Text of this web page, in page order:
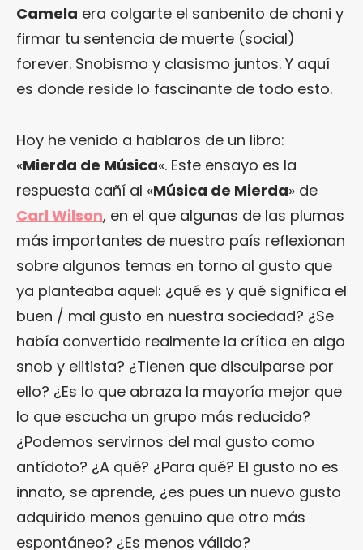
Camela era colgarte el sanbenito de choni y
firmar tu sentencia de muerte (social)
forever. Snobismo y clasismo juntos. Y aquí
es donde reside lo fascinante de todo esto.
Hoy he venido a hablaros de un libro:
«Mierda de Música«. Este ensayo es la
respuesta cañí al «Música de Mierda» de
Carl Wilson, en el que algunas de las plumas
más importantes de nuestro país reflexionan
sobre algunos temas en torno al gusto que
ya planteaba aquel: ¿qué es y qué significa el
buen / mal gusto en nuestra sociedad? ¿Se
había convertido realmente la crítica en algo
snob y elitista? ¿Tienen que disculparse por
ello? ¿Es lo que abraza la mayoría mejor que
lo que escucha un grupo más reducido?
¿Podemos servirnos del mal gusto como
antídoto? ¿A qué? ¿Para qué? El gusto no es
innato, se aprende, ¿es pues un nuevo gusto
adquirido menos genuino que otro más
espontáneo? ¿Es menos válido?